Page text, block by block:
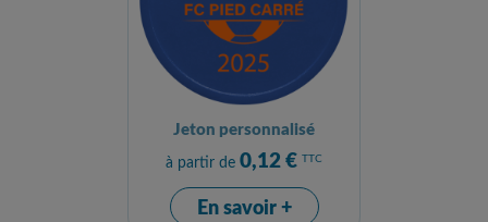
Jeton personnalisé
à partir de 0,12 € TTC
En savoir +